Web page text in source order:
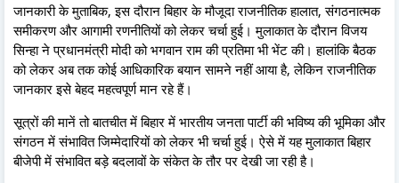
जानकारी के मुताबिक, इस दौरान बिहार के मौजूदा राजनीतिक हालात, संगठनात्मक
समीकरण और आगामी रणनीतियों को लेकर चर्चा हुई। मुलाकात के दौरान विजय
सिन्हा ने प्रधानमंत्री मोदी को भगवान राम की प्रतिमा भी भेंट की। हालांकि बैठक
को लेकर अब तक कोई आधिकारिक बयान सामने नहीं आया है, लेकिन राजनीतिक
जानकार इसे बेहद महत्वपूर्ण मान रहे हैं।
सूत्रों की मानें तो बातचीत में बिहार में भारतीय जनता पार्टी की भविष्य की भूमिका और
संगठन में संभावित जिम्मेदारियों को लेकर भी चर्चा हुई। ऐसे में यह मुलाकात बिहार
बीजेपी में संभावित बड़े बदलावों के संकेत के तौर पर देखी जा रही है।